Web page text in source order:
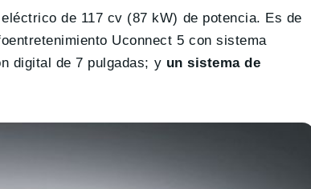
de 117 cv (87 kW) de potencia. Es de
Uconnect 5 con sistema
digital de 7 pulgadas; y un sistema de